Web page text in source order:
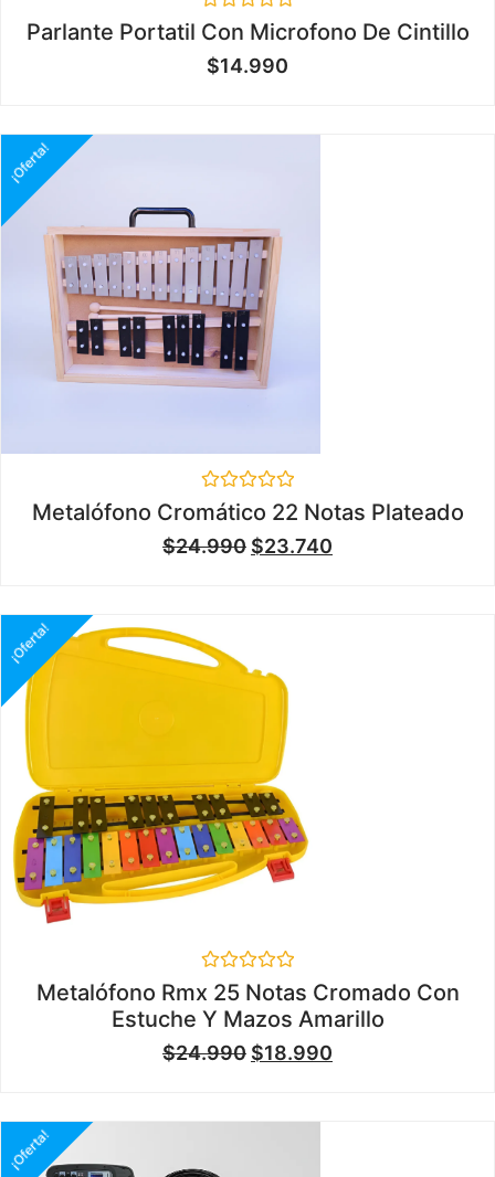
Valorado
en
0
de
Parlante Portatil Con Microfono De Cintillo
$14.990
¡Oferta!
Valorado
en
0
de
Metalófono Cromático 22 Notas Plateado
$24.990 $23.740
¡Oferta!
Valorado
en
0
5
Metalófono Rmx 25 Notas Cromado Con
Estuche Y Mazos Amarillo
$24.990 $18.990
¡Oferta!